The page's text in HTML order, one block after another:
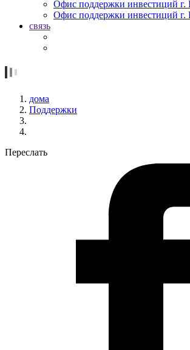
Офис поддержки инвестиций
Офис поддержки инвестиций г.
связь
дома
Поддержки
Переслать